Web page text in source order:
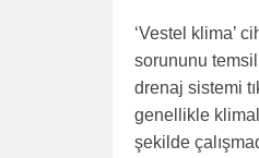
‘Vestel klima’
sorununu
drenaj sistemi
genellikle
şekilde